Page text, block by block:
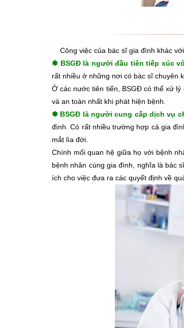
Công việc của bác sĩ gia đình khác
✽ BSGĐ là người đầu tiên tiếp xúc
rất nhiều ở những nơi có bác sĩ chuyên
Ở các nước tiên tiến, BSGĐ có thể xử
và an toàn nhất khi phát hiện bệnh.
✽ BSGĐ là người cung cấp dịch vụ
đình. Có rất nhiều trường hợp cả gia
mắt lìa đời.
Chính mối quan hệ giữa họ với bệnh
bệnh nhân cùng gia đình, nghĩa là bác
ích cho việc đưa ra các quyết định về